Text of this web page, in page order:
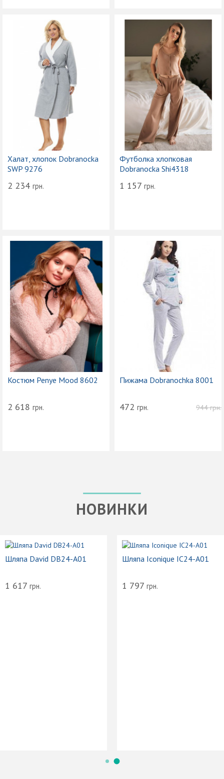
Халат, хлопок Dobranocka
SWP 9276
2 234 грн.
Футболка хлопковая
Dobranocka Shi4318
1 157 грн.
Костюм Penye Mood 8602
2 618 грн.
Пижама Dobranochka 8001
944грн.
472 грн.
НОВИНКИ
Шляпа David DB24-A01
1 617 грн.
Шляпа Iconique IC24-A01
1 797 грн.